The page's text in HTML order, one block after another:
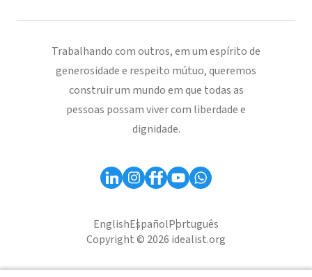
Trabalhando com outros, em um espírito de
generosidade e respeito mútuo, queremos
construir um mundo em que todas as
pessoas possam viver com liberdade e
dignidade.
EnglishEspañolPortuguês
Copyright © 2026 idealist.org